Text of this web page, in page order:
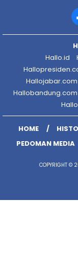
Hallo.id
Hallojabar.com
Hallobandung.com
HOME
PEDOMAN MEDIA
COPYRIGHT ©